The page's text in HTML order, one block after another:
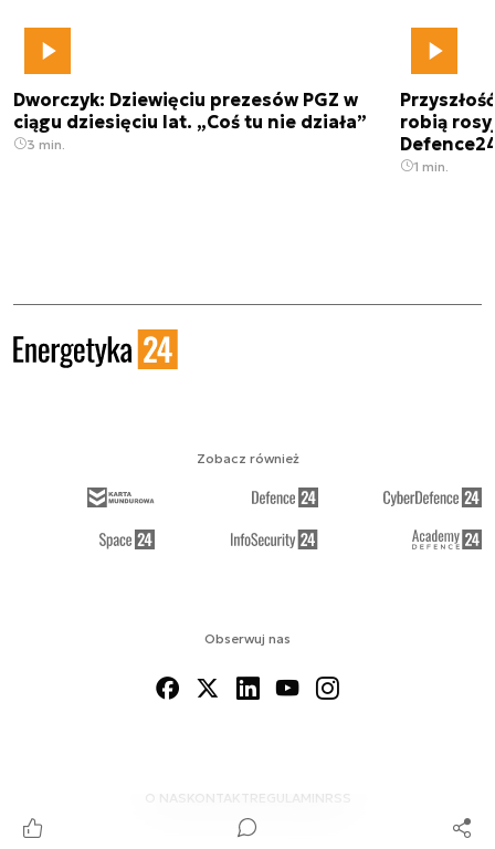
Dworczyk: Dziewięciu prezesów PGZ w
ciągu dziesięciu lat. „Coś tu nie działa”
3 min.
robią
1 min.
Obserwuj nas
O NAS KONTAKTREGULAMINRSS
Zobacz również